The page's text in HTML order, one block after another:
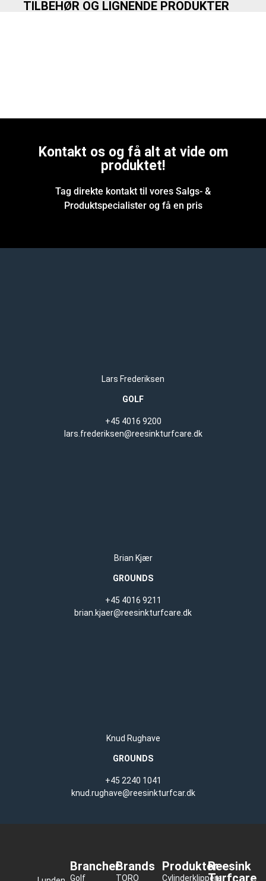
TILBEHØR OG LIGNENDE PRODUKTER
Kontakt os og få alt at vide om
produktet!
Tag direkte kontakt til vores Salgs- &
Produktspecialister og få en pris
Lars Frederiksen
GOLF
+45 4016 9200
lars.frederiksen@reesinkturfcare.dk
Brian Kjær
GROUNDS
+45 4016 9211
brian.kjaer@reesinkturfcare.dk
Knud Rughave
GROUNDS
+45 2240 1041
knud.rughave@reesinkturfcar.dk
Brancher
Golf
Brands
TORO
Produkter
Cylinderklippere
Reesink
Turfcare